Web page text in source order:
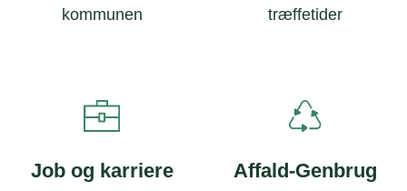
kommunen
træffetider
Job og karriere Affald-Genbrug